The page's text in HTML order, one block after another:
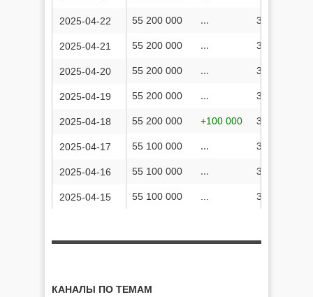
55 200 000 ... 35 452 010
55 200 000 ... 35 444 779
55 200 000 ... 35 436 571
55 200 000 ... 35 429 990
55 200 000 +100 000 35 422 492
55 100 000 ... 35 415 245
55 100 000 ... 35 407 398
55 100 000 35 400 893
2025-04-22
2025-04-21
2025-04-20
2025-04-19
2025-04-18
2025-04-17
2025-04-16
2025-04-15
КАНАЛЫ ПО ТЕМАМ